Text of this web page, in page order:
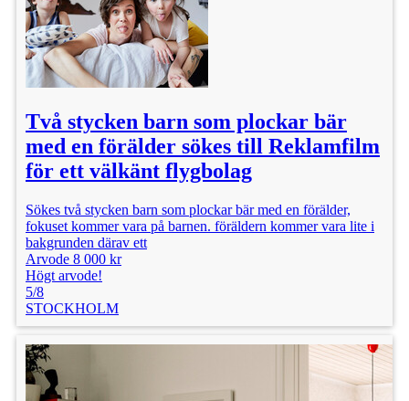
Två stycken barn som plockar bär
med en förälder sökes till Reklamfilm
för ett välkänt flygbolag
Sökes två stycken barn som plockar bär med en förälder,
fokuset kommer vara på barnen. föräldern kommer vara lite i
bakgrunden därav ett
Arvode 8 000 kr
Högt arvode!
5/8
STOCKHOLM